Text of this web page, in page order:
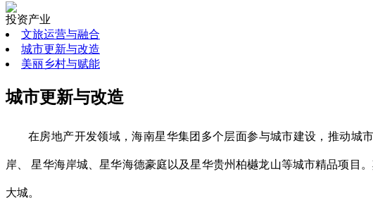
投资产业
文旅运营与融合
城市更新与改造
美丽乡村与赋能
城市更新与改造
在房地产开发领域，海南星华集团多个层面参与城市建设，推动城
岸、 星华海岸城、星华海德豪庭以及星华贵州柏樾龙山等城市精品项目
大城。